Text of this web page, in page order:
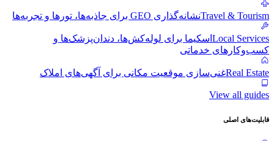
Travel & Tourismنشانه‌گذاری GEO برای جاذبه‌ها، تورها و تجربه‌ها
Local Services اسکیما برای لوله‌کش‌ها، دندان‌پزشک‌ها و
کسب‌وکارهای خدماتی
Real Estateغنی‌سازی موقعیت مکانی برای آگهی‌های املاک
View all guides
قابلیت‌های اصلی